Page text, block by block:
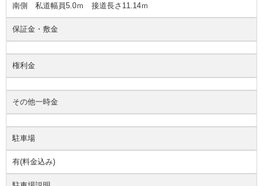
南側 私道幅員5.0ｍ 接道長さ11.14ｍ
保証金・敷金
権利金
その他一時金
駐車場
有(料金込み)